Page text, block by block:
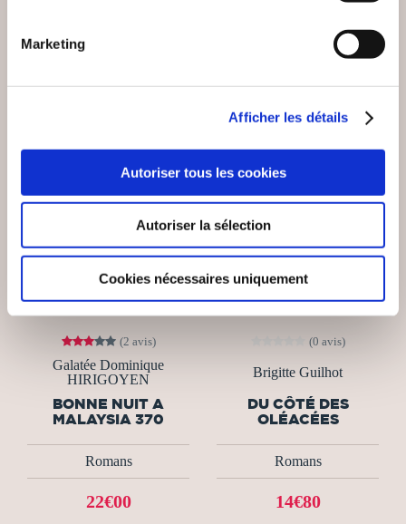
Marketing
Afficher les détails
Autoriser tous les cookies
Autoriser la sélection
Cookies nécessaires uniquement
(2 avis)
Galatée Dominique
HIRIGOYEN
BONNE NUIT A
MALAYSIA 370
Romans
22€00
(0 avis)
Brigitte Guilhot
DU CÔTÉ DES
OLÉACÉES
Romans
14€80